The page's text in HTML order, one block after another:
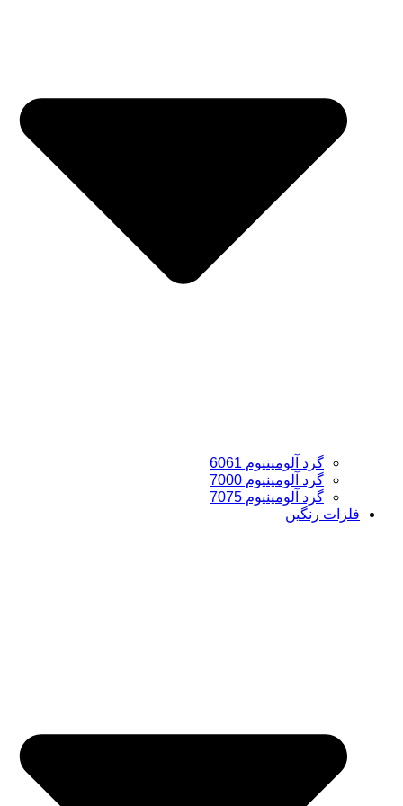
گرد آلومینیوم 6061
گرد آلومینیوم 7000
گرد آلومینیوم 7075
فلزات رنگین